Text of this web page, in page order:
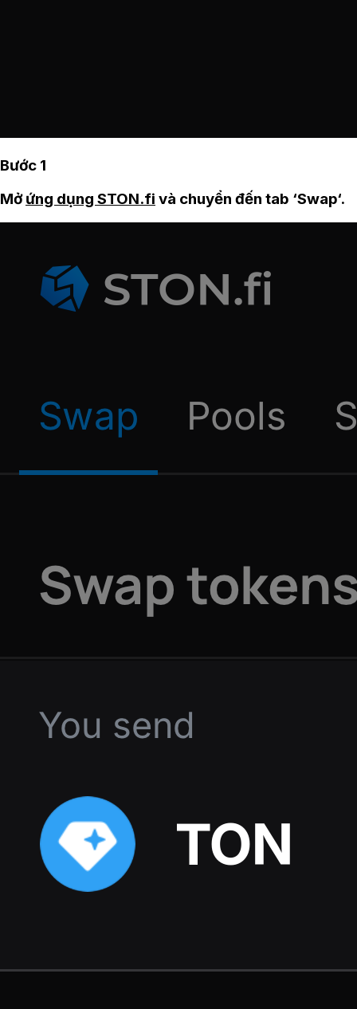
Bước 1
Mởứng dụng STON.fi và chuyển đến tab ‘Swap‘.